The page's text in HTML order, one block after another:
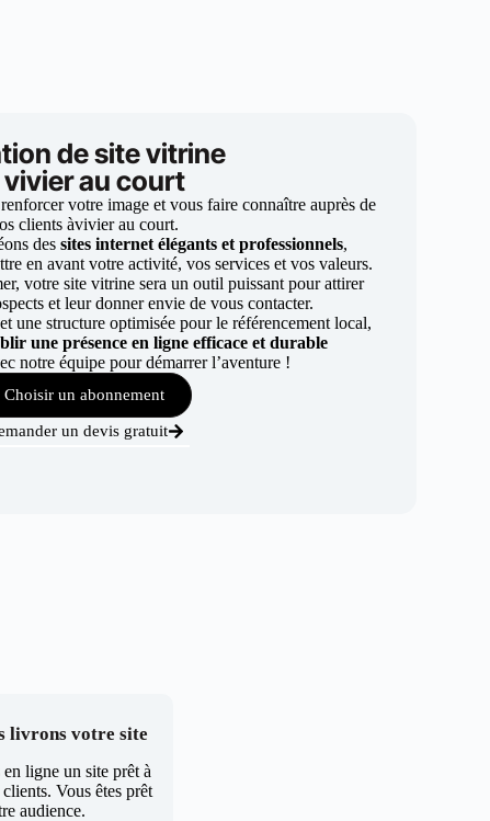
de site vitrine
vivier au court
votre image et vous faire connaître auprès de
clients àvivier au court.
dessites internet élégants et professionnels,
en avant votre activité, vos services et vos valeurs.
votre site vitrine sera un outil puissant pour attirer
et leur donner envie de vous contacter.
une structure optimisée pour le référencement local,
une présence en ligne efficace et durable
notre équipe pour démarrer l’aventure !
Choisir un abonnement
un devis gratuit
livrons votre site
ligne un site prêt à
Vous êtes prêt
audience.